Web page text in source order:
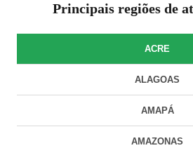
Principais regiões de
ACRE
ALAGOAS
AMAPÁ
AMAZONAS